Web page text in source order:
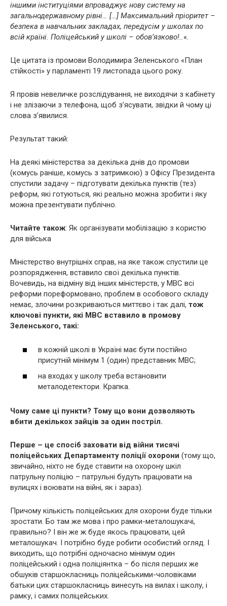
іншими інституціями впроваджує нову систему на
загальнодержавному рівні… […] Максимальний пріоритет –
безпека в навчальних закладах, передусім у школах по
всій країні. Поліцейський у школі – обов’язково!..«.
Це цитата із промови Володимира Зеленського «План
стійкості» у парламенті 19 листопада цього року.
Я провів невеличке розслідування, не виходячи з кабінету
і не злізаючи з телефона, щоб зʼясувати, звідки й чому ці
слова зʼявилися.
Результат такий:
На деякі міністерства за декілька днів до промови
(комусь раніше, комусь з затримкою) з Офісу Президента
спустили задачу – підготувати декілька пунктів (тез)
реформ, які готуються, які реально можна зробити і яку
можна презентувати публічно.
Читайте також: Як організувати мобілізацію з користю
для війська
Міністерство внутрішніх справ, на яке також спустили це
розпорядження, вставило свої декілька пунктів.
Вочевидь, на відміну від інших міністерств, у МВС всі
реформи пореформовано, проблем в особового складу
немає, злочини розкриваються миттєво і так далі, тож
ключові пункти, які МВС вставило в промову
Зеленського, такі:
в кожній школі в Україні має бути постійно
присутній мінімум 1 (один) представник МВС;
на входах у школу треба встановити
металодетектори. Крапка.
Чому саме ці пункти? Тому що вони дозволяють
вбити декількох зайців за один постріл.
Перше – це спосіб заховати від війни тисячі
поліцейських Департаменту поліції охорони (тому що,
звичайно, ніхто не буде ставити на охорону шкіл
патрульну поліцію – патрульні будуть працювати на
вулицях і воювати на війні, як і зараз).
Причому кількість поліцейських для охорони буде тільки
зростати. Бо там же мова і про рамки-металошукачі,
правильно? І він же ж буде якось працювати, цей
металошукач. І потрібно буде робити особистий огляд. І
виходить, що потрібні одночасно мінімум один
поліцейський і одна поліціянтка – бо після перших же
обшуків старшокласниць поліцейськими-чоловіками
батьки цих старшокласниць винесуть на вилах і школу, і
рамку, і самих поліцейських.